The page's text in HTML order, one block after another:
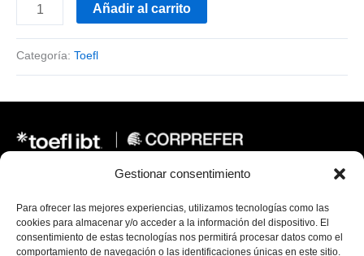
Gestionar consentimiento
Para ofrecer las mejores experiencias, utilizamos tecnologías como las
cookies para almacenar y/o acceder a la información del dispositivo. El
consentimiento de estas tecnologías nos permitirá procesar datos como el
comportamiento de navegación o las identificaciones únicas en este sitio.
Añadir al carrito
Categoría: Toefl
Se recomienda navegar este sitio con Google Chrome
“Síguenos en nuestras redes sociales para más
actualizaciones y recursos.”